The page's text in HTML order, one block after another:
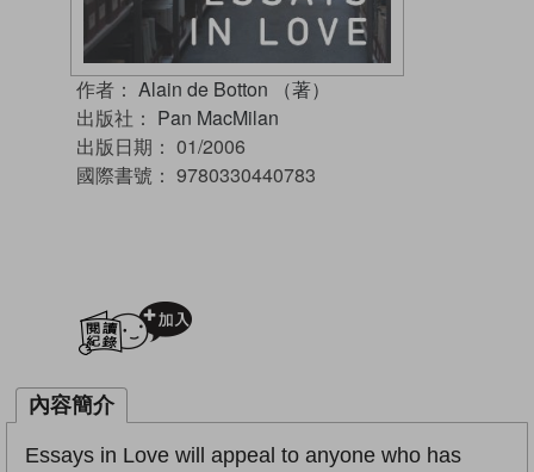
作者： Alain de Botton （著）
出版社： Pan MacMilan
出版日期： 01/2006
國際書號： 9780330440783
內容簡介
Essays in Love will appeal to anyone who has